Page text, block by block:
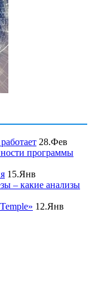
28.Фев
программы
15.Янв
– какие анализы
12.Янв